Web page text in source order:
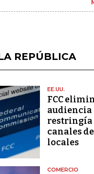
REPÚBLICA
EE.UU.
FCC
audiencia
restringía
canales
locales
COMERCIO